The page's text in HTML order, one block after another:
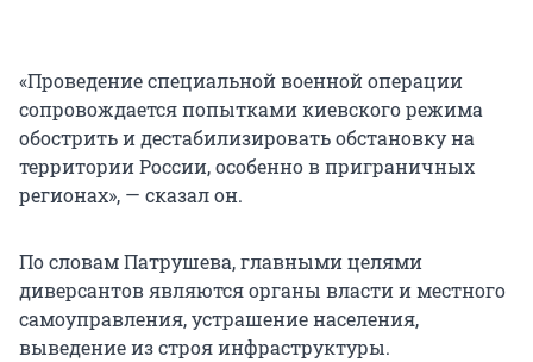
«Проведение специальной военной операции
сопровождается попытками киевского режима
обострить и дестабилизировать обстановку на
территории России, особенно в приграничных
регионах», — сказал он.
По словам Патрушева, главными целями
диверсантов являются органы власти и местного
самоуправления, устрашение населения,
выведение из строя инфраструктуры.